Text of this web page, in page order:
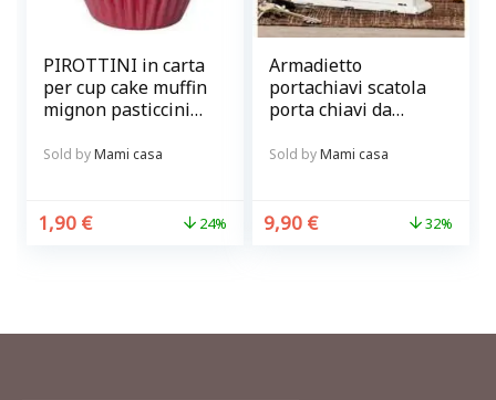
PIROTTINI in carta
per cup cake muffin
mignon pasticcini
diametro 6 cm 100
Sold byMami casa
1,90 € 24%
Armadietto
portachiavi scatola
porta chiavi da
vintage con cuore
Sold byMami casa
9,90 € 32%